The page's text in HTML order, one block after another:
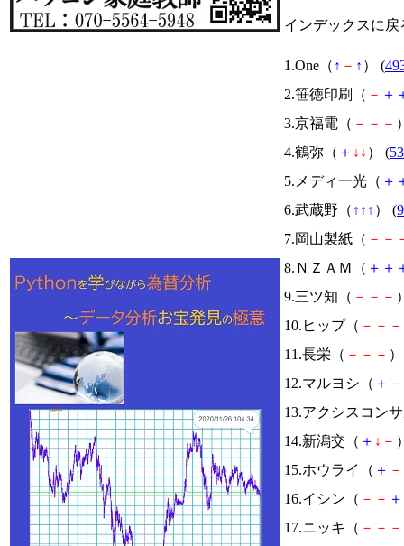
インデックスに戻
1.One（ ↑ － ↑ ） (
2.笹徳印刷（ － ＋
3.京福電（ － － －
4.鶴弥（ ＋ ↓ ↓ ） (
5.メディ一光（ ＋
6.武蔵野（ ↑ ↑ ↑ ） (
7.岡山製紙（ － －
8.ＮＺＡＭ（ ＋ ＋
9.三ツ知（ － － －
10.ヒップ（ － － －
11.長栄（ － － －
12.マルヨシ（ ＋ －
13.アクシスコン
14.新潟交（ ＋ ↓ －
15.ホウライ（ ＋ －
16.イシン（ － － ＋
17.ニッキ（ － － －